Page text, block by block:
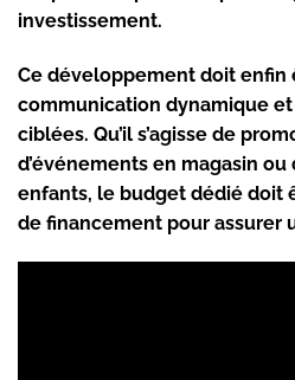
investissement.
Ce développement doit enfin
communication dynamique et
ciblées. Qu’il s’agisse de
d’événements en magasin ou
enfants, le budget dédié doit
de financement pour assurer